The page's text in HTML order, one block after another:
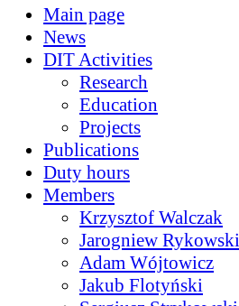
Main page
News
DIT Activities
Research
Education
Projects
Publications
Duty hours
Members
Krzysztof Walczak
Jarogniew Rykowski
Adam Wójtowicz
Jakub Flotyński